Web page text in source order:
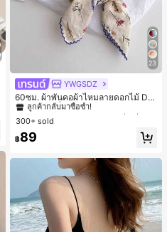
23
YWGSDZ
60ซม. ผ้าพันคอผ้าไหมลายดอกไม้ Dit
sy สีเบจ, เครื่องประดับใหม่สำหรับผู้หญิ
งฤดูใบไม้ผลิ/ฤดูใบไม้ร่วง, ผ้าพันคอผืน
บางอเนกประสงค์หรูหรา
#1 ขายดี
ลูกค้ากลับมาซื้อซ้ำ!
#1 ขายดี
ลูกค้ากลับมาซื้อซ้ำ!
#1 ขายดี
ลูกค้ากลับมาซื้อซ้ำ!
#1 ขายดี
ใน สีเบจ ผ้าพันคอทรงสี่เหลี่ยมและผ้าพันคอสำหรับผู้
300+ sold
฿89